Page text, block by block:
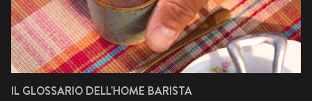
IL GLOSSARIO DELL'HOME BARISTA